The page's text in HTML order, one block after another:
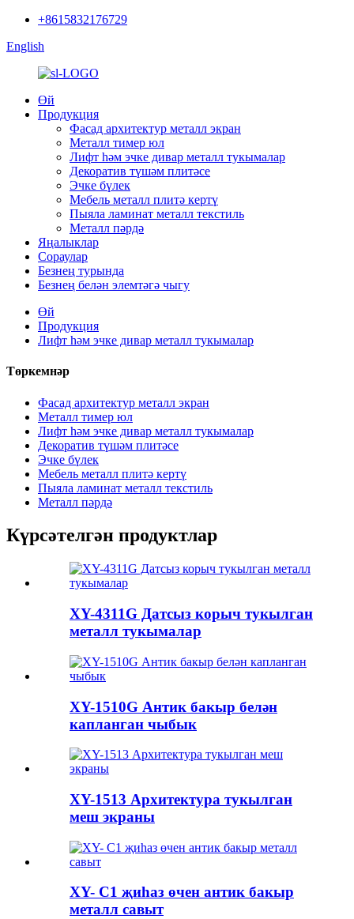
+8615832176729
English
Өй
Продукция
Фасад архитектур металл экран
Металл тимер юл
Лифт һәм эчке дивар металл тукымалар
Декоратив түшәм плитәсе
Эчке бүлек
Мебель металл плитә кертү
Пыяла ламинат металл текстиль
Металл пәрдә
Яңалыклар
Сораулар
Безнең турында
Безнең белән элемтәгә чыгу
Өй
Продукция
Лифт һәм эчке дивар металл тукымалар
Төркемнәр
Фасад архитектур металл экран
Металл тимер юл
Лифт һәм эчке дивар металл тукымалар
Декоратив түшәм плитәсе
Эчке бүлек
Мебель металл плитә кертү
Пыяла ламинат металл текстиль
Металл пәрдә
Күрсәтелгән продуктлар
XY-4311G Датсыз корыч тукылган
металл тукымалар
XY-1510G Антик бакыр белән
капланган чыбык
XY-1513 Архитектура тукылган
меш экраны
XY- C1 җиһаз өчен антик бакыр
металл савыт